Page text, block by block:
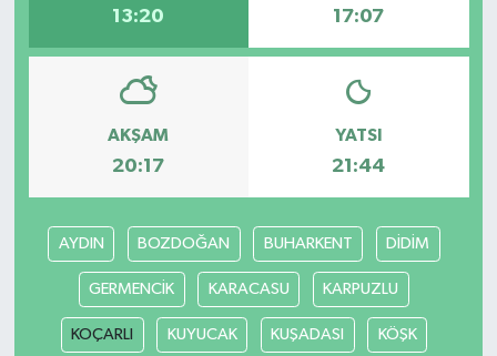
13:20 17:07
AKŞAM
20:17
YATSI
21:44
AYDIN BOZDOĞAN BUHARKENT DİDİM
GERMENCİK KARACASU KARPUZLU
KOÇARLI KUYUCAK KUŞADASI KÖŞK